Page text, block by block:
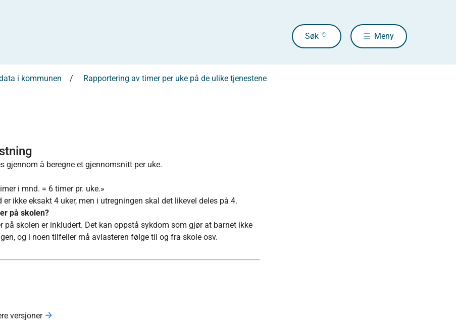
Søk Meny
i kommunen Rapportering av timer per uke på de ulike tjenestene
gjennom å beregne et gjennomsnitt per uke.
i mnd. = 6 timer pr. uke.»
ikke eksakt 4 uker, men i utregningen skal det likevel deles på 4.
på skolen?
på skolen er inkludert. Det kan oppstå sykdom som gjør at barnet ikke
og i noen tilfeller må avlasteren følge til og fra skole osv.
versjoner